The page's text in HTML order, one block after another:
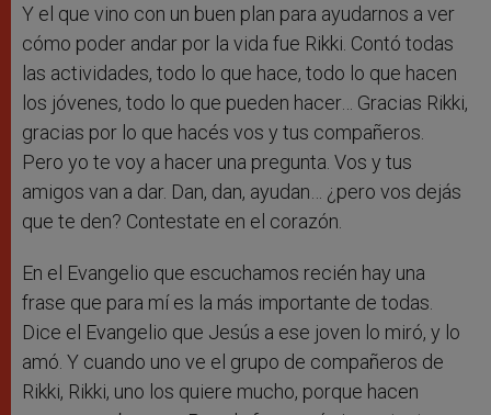
Y el que vino con un buen plan para ayudarnos a ver
cómo poder andar por la vida fue Rikki. Contó todas
las actividades, todo lo que hace, todo lo que hacen
los jóvenes, todo lo que pueden hacer… Gracias Rikki,
gracias por lo que hacés vos y tus compañeros.
Pero yo te voy a hacer una pregunta. Vos y tus
amigos van a dar. Dan, dan, ayudan… ¿pero vos dejás
que te den? Contestate en el corazón.
En el Evangelio que escuchamos recién hay una
frase que para mí es la más importante de todas.
Dice el Evangelio que Jesús a ese joven lo miró, y lo
amó. Y cuando uno ve el grupo de compañeros de
Rikki, Rikki, uno los quiere mucho, porque hacen